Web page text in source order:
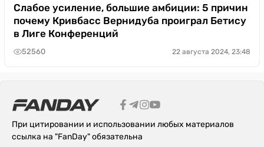
Слабое усиление, большие амбиции: 5 причин
почему Кривбасс Вернидуба проиграл Бетису
в Лиге Конференций
52560 22 августа 2024, 23:48
При цитировании и использовании любых материалов
ссылка на "FanDay" обязательна